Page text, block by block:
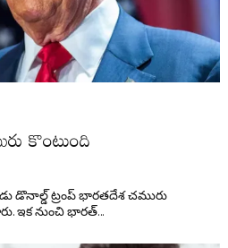
కొంటుంది
డొనాల్డ్ ట్రంప్ భార‌త‌దేశ చ‌మురు
ఇక నుంచి భార‌త్…